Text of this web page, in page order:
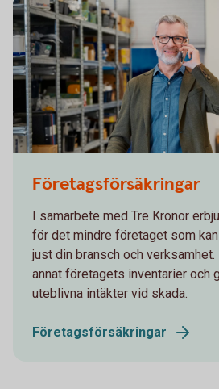
Företagsförsäkringar
I samarbete med Tre Kronor
för det mindre företaget som
just din bransch och
annat företagets inventarier och
uteblivna intäkter vid skada.
Företagsförsäkringar